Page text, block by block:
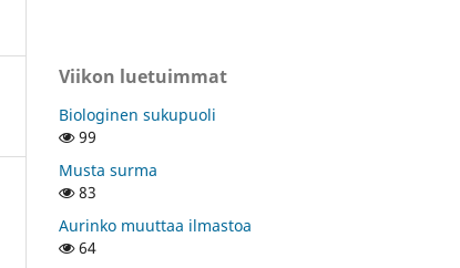
Viikon luetuimmat
Biologinen sukupuoli
99
Musta surma
83
Aurinko muuttaa ilmastoa
64